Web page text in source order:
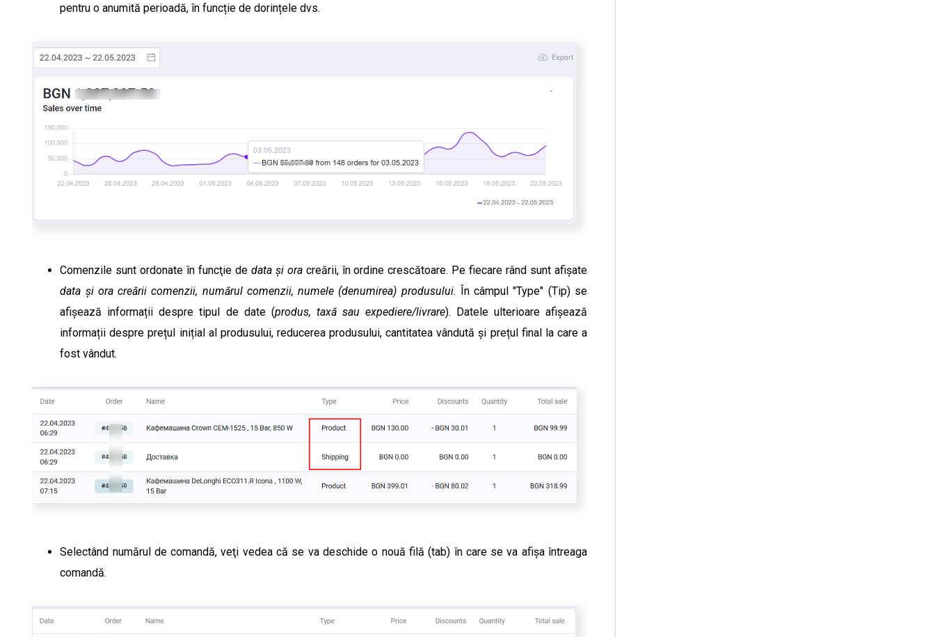
pentru o anumită perioadă, în funcție de dorințele dvs.
Comenzile sunt ordonate în funcţie de data și oracreării, în ordine crescătoare. Pe fiecare rând sunt afișate
data și ora creării comenzii, numărul comenzii, numele (denumirea) produsului. În câmpul "Type" (Tip) se
afișează informații despre tipul de date (produs, taxă sau expediere/livrare). Datele ulterioare afișează
informații despre prețul inițial al produsului, reducerea produsului, cantitatea vândută și prețul final la care a
fost vândut.
Selectând numărul de comandă, veţi vedea că se va deschide o nouă filă (tab) în care se va afișa întreaga
comandă.